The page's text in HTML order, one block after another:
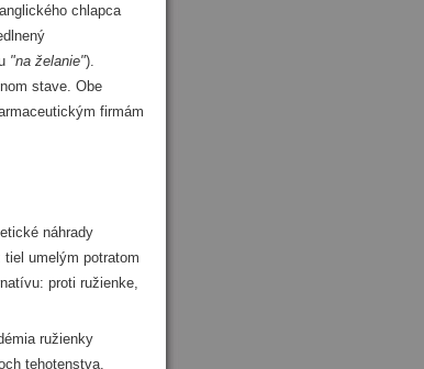
chlapca
"na želanie").
stave. Obe
firmám
náhrady
umelým potratom
proti ružienke,
ružienky
tehotenstva.